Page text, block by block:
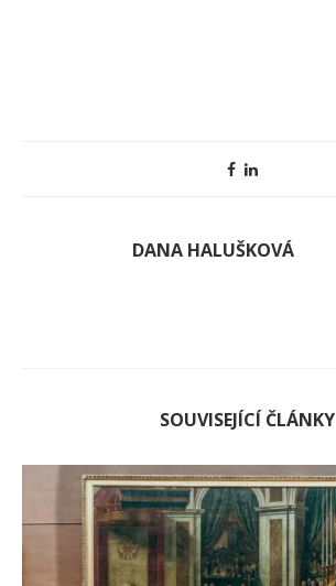
DANA HALUŠKOVÁ
SOUVISEJÍCÍ ČLÁNKY